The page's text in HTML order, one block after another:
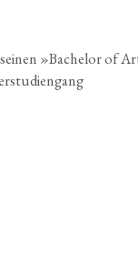
»Bache­lor of